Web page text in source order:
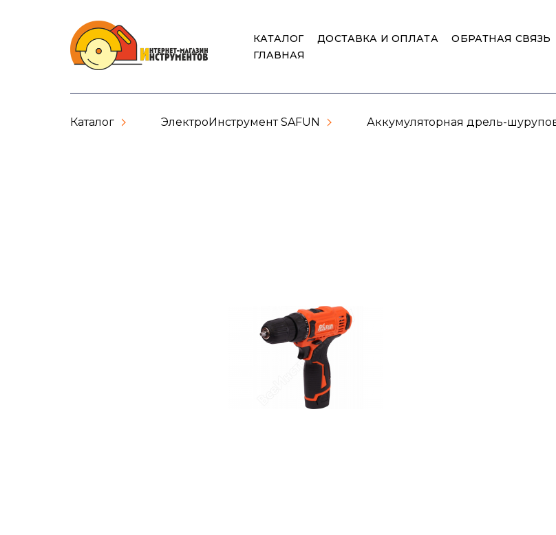
КАТАЛОГ ДОСТАВКА И ОПЛАТА ОБРАТНАЯ СВЯЗЬ
ГЛАВНАЯ
Каталог ЭлектроИнструмент SAFUN Аккумуляторная дрель-